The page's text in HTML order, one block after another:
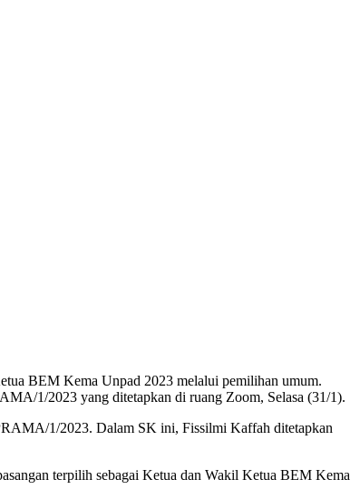
BEM Kema Unpad 2023 melalui pemilihan umum.
1/2023 yang ditetapkan di ruang Zoom, Selasa (31/1).
1/2023. Dalam SK ini, Fissilmi Kaffah ditetapkan
terpilih sebagai Ketua dan Wakil Ketua BEM Kema